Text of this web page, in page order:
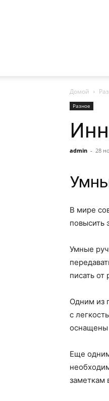
Домой
Разное
admin - 28
В мире
повысить
Умные
писать
Одним из
с
оснащены
Еще
заметкам